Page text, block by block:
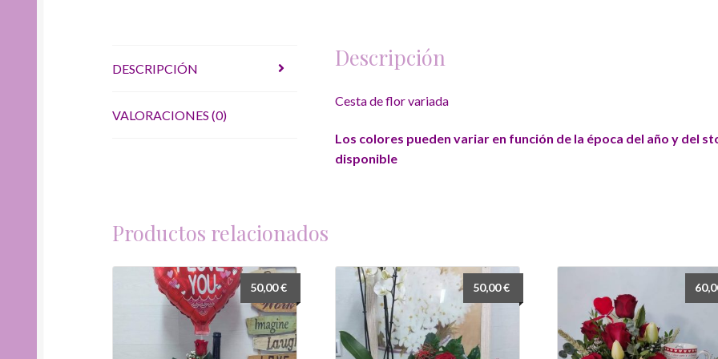
DESCRIPCIÓN
VALORACIONES (0)
Descripción
Cesta de flor variada
Los colores pueden variar en función de la época del año y del
disponible
Productos relacionados
50,00€ 50,00€